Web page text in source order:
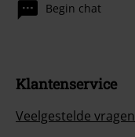
Begin chat
Klantenservice
Veelgestelde vragen